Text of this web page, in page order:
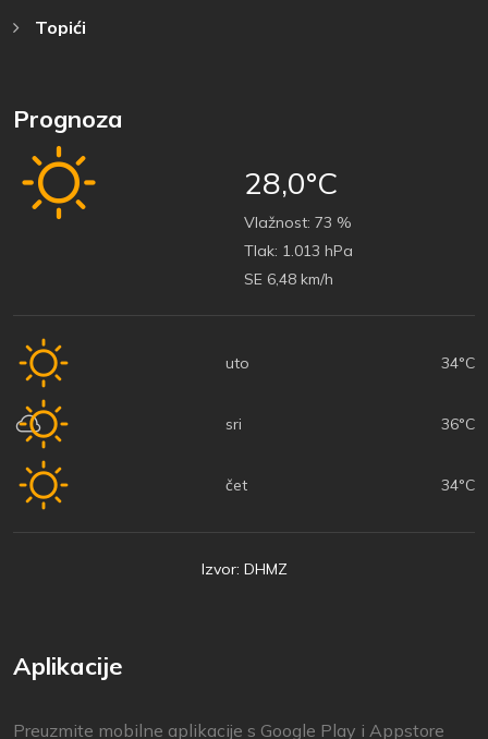
Topići
Prognoza
28,0°C
Vlažnost: 73 %
Tlak: 1.013 hPa
SE 6,48 km/h
uto 34°C
sri 36°C
čet 34°C
Izvor: DHMZ
Aplikacije
Preuzmite mobilne aplikacije s Google Play i Appstore